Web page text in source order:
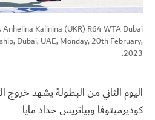
Kalinina (UKR) R64 WTA Dubai
Dubai, UAE, Monday, 20th February,
2023.
اليوم الثاني من البطولة يشهد خروج
كوديرميتوفا وبياتريس حداد مايا